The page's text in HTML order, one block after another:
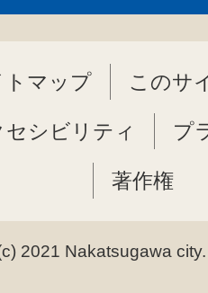
トマップ このサ
シビリティ プ
著作権
2021 Nakatsugawa